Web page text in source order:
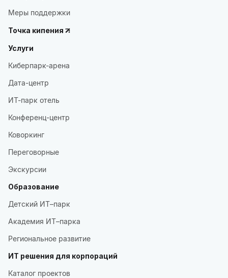
Меры поддержки
Точка кипения
Услуги
Киберпарк-арена
Дата-центр
ИТ-парк отель
Конференц-центр
Коворкинг
Переговорные
Экскурсии
Образование
Детский ИТ–парк
Академия ИТ–парка
Региональное развитие
ИТ решения для корпораций
Каталог проектов